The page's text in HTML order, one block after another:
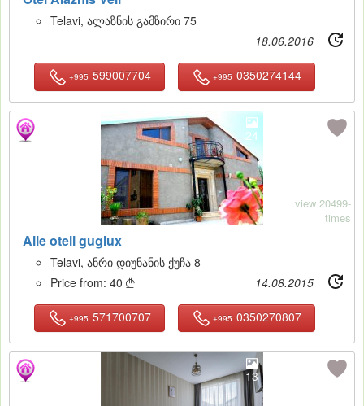
Telavi, ალაზნის გამზირი 75
18.06.2016
+995 599007704 +995 0350274144
24
Aile oteli guglux
view 20499-
times
Telavi, ანრი დიუნანის ქუჩა 8
Price from: 40  14.08.2015
+995 571700707 +995 0350270807
13